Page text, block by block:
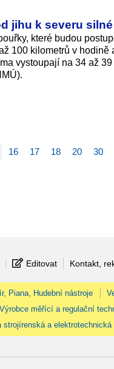
jihu k severu
které budou
100 kilometrů v
vystoupají na 34 až
16 17 18 20 30
Editovat Kontakt,
Piana, Hudební nástroje
Výrobce měřící a regulační
strojírenská a elektrotechnická